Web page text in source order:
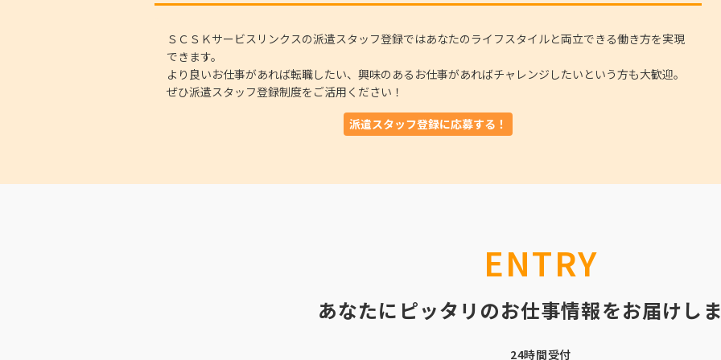
ＳＣＳＫサービスリンクスの派遣スタッフ登録ではあなたのライフスタイルと両立できる働き方を実現
できます。
より良いお仕事があれば転職したい、興味のあるお仕事があればチャレンジしたいという方も大歓迎。
ぜひ派遣スタッフ登録制度をご活用ください！
派遣スタッフ登録に応募する！
ENTRY
あなたにピッタリのお仕事情報をお届けし
24時間受付